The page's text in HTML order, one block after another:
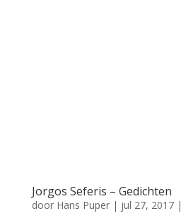
Jorgos Seferis – Gedichten
door Hans Puper| jul 27, 2017|